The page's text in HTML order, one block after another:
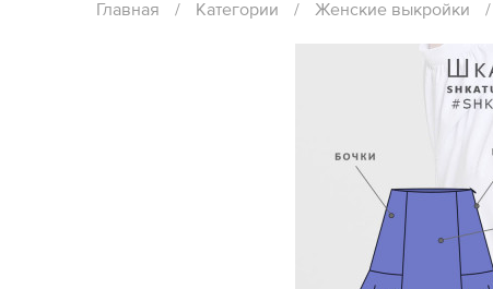
Главная / Категории / Женские выкройки /